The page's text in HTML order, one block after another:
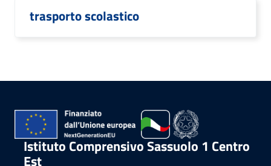
trasporto scolastico
Istituto Comprensivo Sassuolo 1 Centro
Est